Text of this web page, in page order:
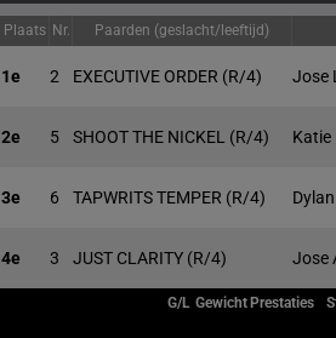
Plaats Nr. Paarden (geslacht/leeftijd)
1e 2 EXECUTIVE ORDER (R/4) Jose
2e 5 SHOOT THE NICKEL (R/4) Katie
3e 6 TAPWRITS TEMPER (R/4)
4e 3 JUST CLARITY (R/4) Jose
G/L Gewicht Prestaties